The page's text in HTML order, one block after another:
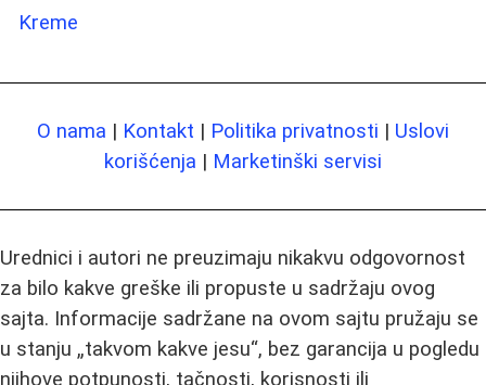
Kremе
O nama | Kontakt | Politika privatnosti | Uslovi
korišćenja | Marketinški servisi
Urednici i autori ne preuzimaju nikakvu odgovornost
za bilo kakve greške ili propuste u sadržaju ovog
sajta. Informacije sadržane na ovom sajtu pružaju se
u stanju „takvom kakve jesu“, bez garancija u pogledu
njihove potpunosti, tačnosti, korisnosti ili